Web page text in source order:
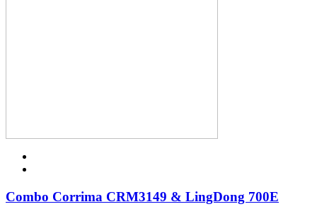
Combo Corrima CRM3149 & LingDong 700E